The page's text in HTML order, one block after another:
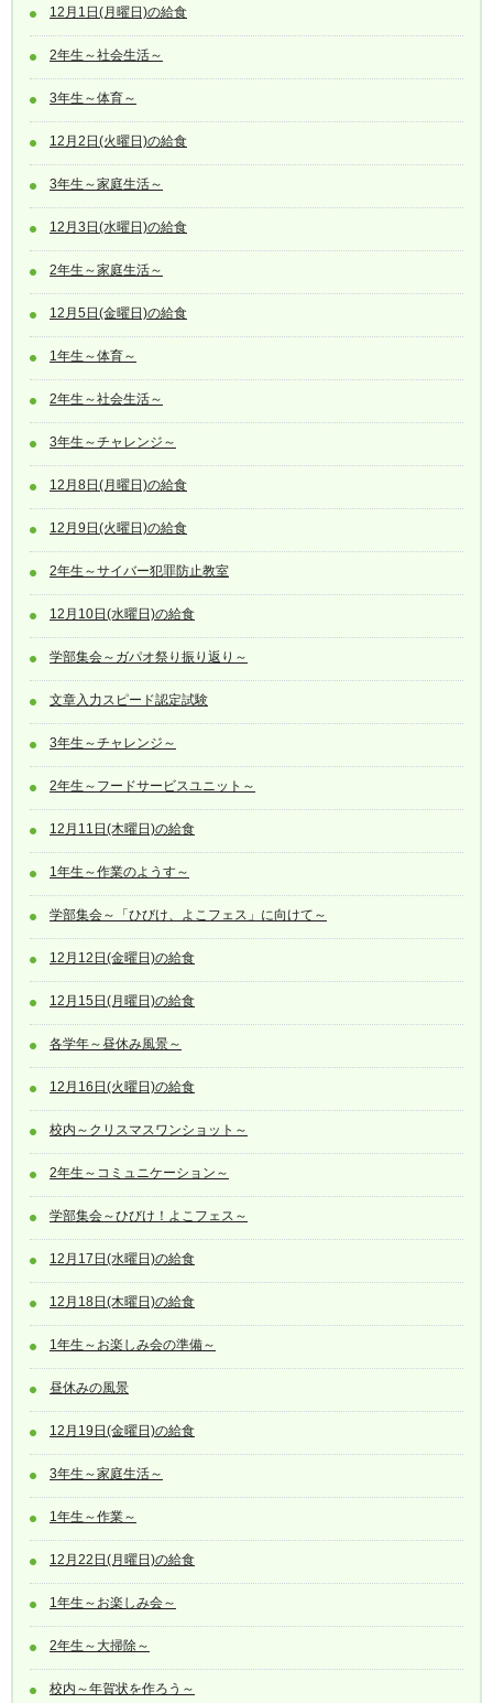
12月1日(月曜日)の給食
2年生～社会生活～
3年生～体育～
12月2日(火曜日)の給食
3年生～家庭生活～
12月3日(水曜日)の給食
2年生～家庭生活～
12月5日(金曜日)の給食
1年生～体育～
2年生～社会生活～
3年生～チャレンジ～
12月8日(月曜日)の給食
12月9日(火曜日)の給食
2年生～サイバー犯罪防止教室
12月10日(水曜日)の給食
学部集会～ガパオ祭り振り返り～
文章入力スピード認定試験
3年生～チャレンジ～
2年生～フードサービスユニット～
12月11日(木曜日)の給食
1年生～作業のようす～
学部集会～「ひびけ、よこフェス」に向けて～
12月12日(金曜日)の給食
12月15日(月曜日)の給食
各学年～昼休み風景～
12月16日(火曜日)の給食
校内～クリスマスワンショット～
2年生～コミュニケーション～
学部集会～ひびけ！よこフェス～
12月17日(水曜日)の給食
12月18日(木曜日)の給食
1年生～お楽しみ会の準備～
昼休みの風景
12月19日(金曜日)の給食
3年生～家庭生活～
1年生～作業～
12月22日(月曜日)の給食
1年生～お楽しみ会～
2年生～大掃除～
校内～年賀状を作ろう～